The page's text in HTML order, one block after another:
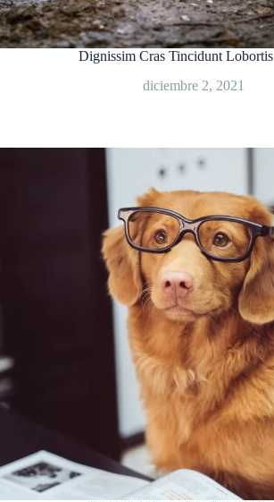
Dignissim Cras Tincidunt Lobortis
diciembre 2, 2021